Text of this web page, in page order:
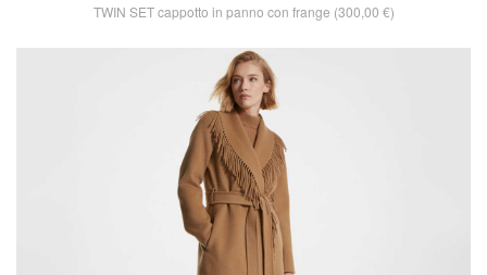
TWIN SET cappotto in panno con frange (300,00 €)